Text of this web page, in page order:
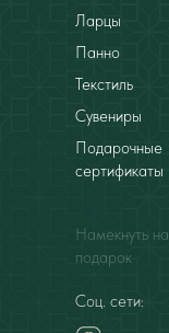
Ларцы
Панно
Текстиль
Сувениры
Подарочные
сертификаты
Намекнуть на
подарок
Соц. сети: